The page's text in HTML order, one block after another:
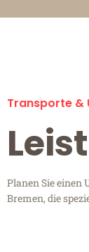
Transporte &
Planen Sie einen
Bremen, die